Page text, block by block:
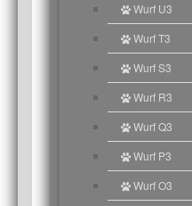
Wurf U3
Wurf T3
Wurf S3
Wurf R3
Wurf Q3
Wurf P3
Wurf O3